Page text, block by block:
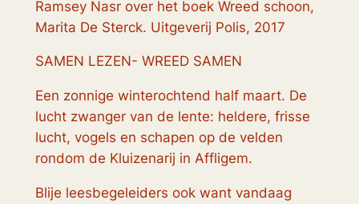
Ramsey Nasr over het boek Wreed schoon,
Marita De Sterck. Uitgeverij Polis, 2017
SAMEN LEZEN- WREED SAMEN
Een zonnige winterochtend half maart. De
lucht zwanger van de lente: heldere, frisse
lucht, vogels en schapen op de velden
rondom de Kluizenarij in Affligem.
Blije leesbegeleiders ook want vandaag